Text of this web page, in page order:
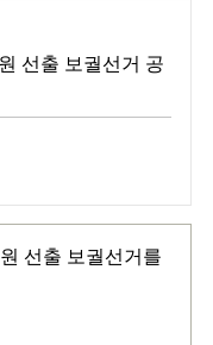
선출 보궐선거 공
선출 보궐선거를